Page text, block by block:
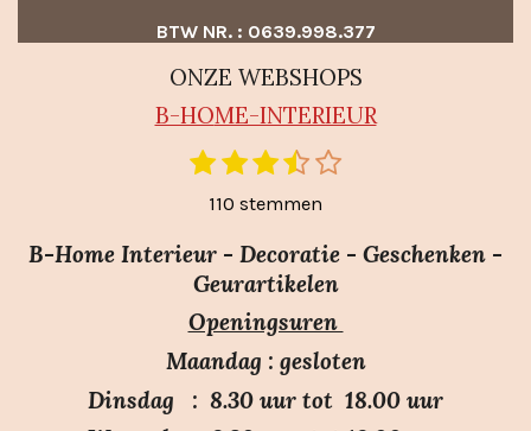
BTW NR. : 0639.998.377
ONZE WEBSHOPS
B-HOME-INTERIEUR
1
e
r
2
s
t
e
r
e
n
3
s
t
e
r
e
n
4
t
e
r
e
n
5
t
e
r
e
n
S
m
110 stemmen
B-Home Interieur - Decoratie - Geschenken -
Geurartikelen
Openingsuren
Maandag : gesloten
Dinsdag : 8.30 uur tot 18.00 uur